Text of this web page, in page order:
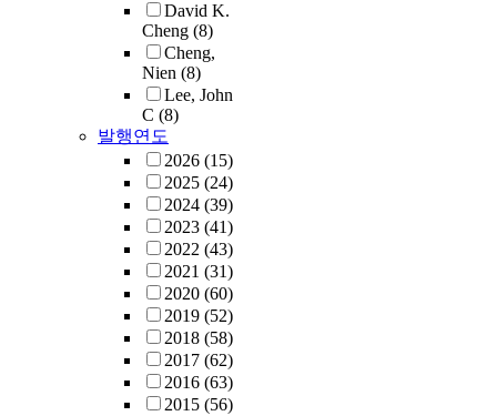
David K.
Cheng (8)
Cheng,
Nien (8)
Lee, John
C (8)
발행연도
2026 (15)
2025 (24)
2024 (39)
2023 (41)
2022 (43)
2021 (31)
2020 (60)
2019 (52)
2018 (58)
2017 (62)
2016 (63)
2015 (56)